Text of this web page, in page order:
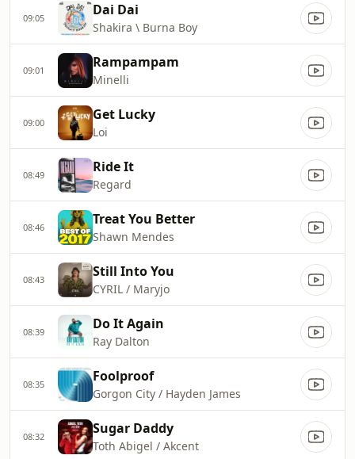
09:05 Dai Dai
Shakira \ Burna Boy
09:01 Rampampam
Minelli
09:00 Get Lucky
Loi
08:49 Ride It
Regard
08:46 Treat You Better
Shawn Mendes
08:43 Still Into You
CYRIL / Maryjo
08:39 Do It Again
Ray Dalton
08:35 Foolproof
Gorgon City / Hayden James
08:32 Sugar Daddy
Toth Abigel / Akcent